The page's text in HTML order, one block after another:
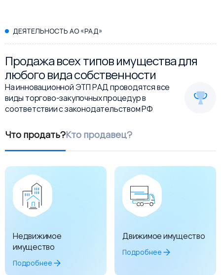
ДЕЯТЕЛЬНОСТЬ АО «РАД»
Продажа всех типов имущества для
любого вида собственности
На инновационной ЭТП РАД проводятся все
виды торгово-закупочных процедур в
соответствии с законодательством РФ
Что продать?Кто продавец?
Недвижимое
имущество
Подробнее
Движимое имущество
Подробнее